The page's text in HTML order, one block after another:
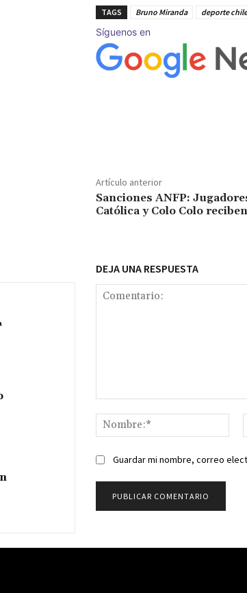
TAGS Bruno Miranda deporte
Síguenos en
Artículo anterior
Sanciones ANFP:
Católica y Colo Colo
DEJA UNA RESPUESTA
Guardar mi nombre, correo